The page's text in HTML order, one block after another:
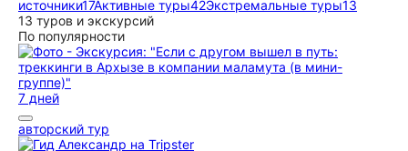
источники17Активные туры42Экстремальные туры13
13 туров и экскурсий
По популярности
7 дней
авторский тур